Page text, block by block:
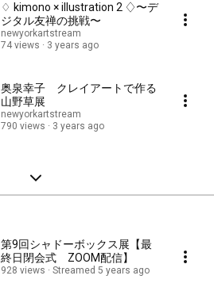
♢ kimono × illustration 2 ♢〜デ
ジタル友禅の挑戦〜
newyorkartstream
74 views
3 years ago
奥泉幸子 クレイアートで作る
山野草展
newyorkartstream
790 views
3 years ago
第9回シャドーボックス展【最
終日閉会式 ZOOM配信】
928 views Streamed 5 years ago